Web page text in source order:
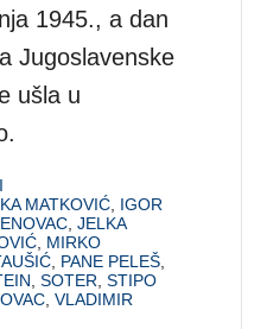
1945., a dan
Jugoslavenske
ušla u
MATKOVIĆ IGOR
,JELKA
MIRKO
PANE PELEŠ
,SOTER ,STIPO
,VLADIMIR